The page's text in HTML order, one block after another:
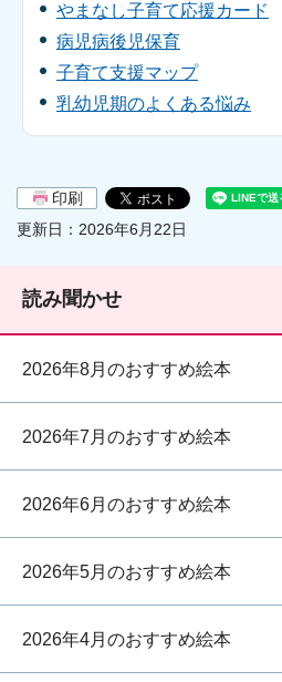
やまなし子育て応援カード
病児病後児保育
子育て支援マップ
乳幼児期のよくある悩み
印刷
更新日：2026年6月22日
読み聞かせ
2026年8月のおすすめ絵本
2026年7月のおすすめ絵本
2026年6月のおすすめ絵本
2026年5月のおすすめ絵本
2026年4月のおすすめ絵本